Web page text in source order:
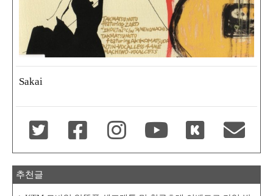
Sakai
추천글